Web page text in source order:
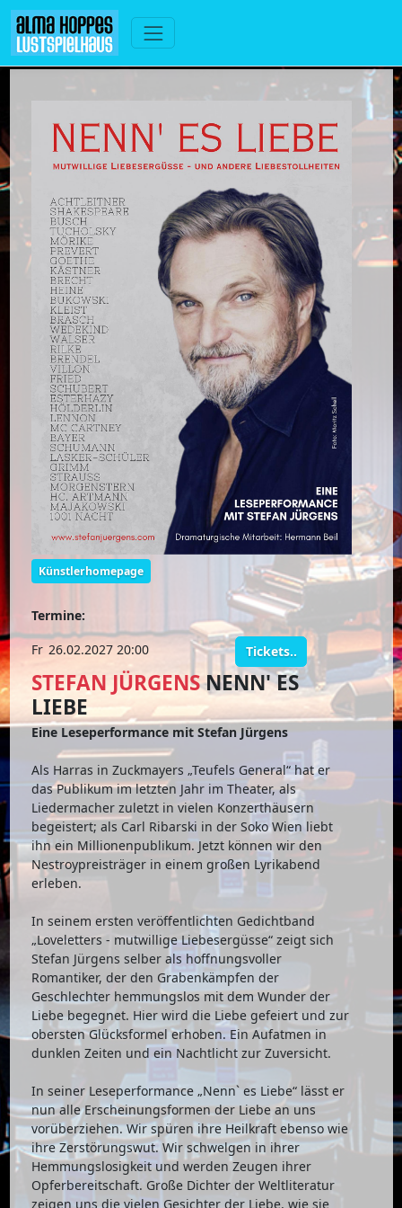
Künstlerhomepage
Termine:
Fr 26.02.2027 20:00 Tickets..
STEFAN JÜRGENSNENN' ES
LIEBE
Eine Leseperformance mit Stefan Jürgens
Als Harras in Zuckmayers „Teufels General“ hat er
das Publikum im letzten Jahr im Theater, als
Liedermacher zuletzt in vielen Konzerthäusern
begeistert; als Carl Ribarski in der Soko Wien liebt
ihn ein Millionenpublikum. Jetzt können wir den
Nestroypreisträger in einem großen Lyrikabend
erleben.
In seinem ersten veröffentlichten Gedichtband
„Loveletters - mutwillige Liebesergüsse“ zeigt sich
Stefan Jürgens selber als hoffnungsvoller
Romantiker, der den Grabenkämpfen der
Geschlechter hemmungslos mit dem Wunder der
Liebe begegnet. Hier wird die Liebe gefeiert und zur
obersten Glücksformel erhoben. Ein Aufatmen in
dunklen Zeiten und ein Nachtlicht zur Zuversicht.
In seiner Leseperformance „Nennˋ es Liebe“ lässt er
nun alle Erscheinungsformen der Liebe an uns
vorüberziehen. Wir spüren ihre Heilkraft ebenso wie
ihre Zerstörungswut. Wir schwelgen in ihrer
Hemmungslosigkeit und werden Zeugen ihrer
Opferbereitschaft. Große Dichter der Weltliteratur
zeigen uns die vielen Gesichter der Liebe, wie sie